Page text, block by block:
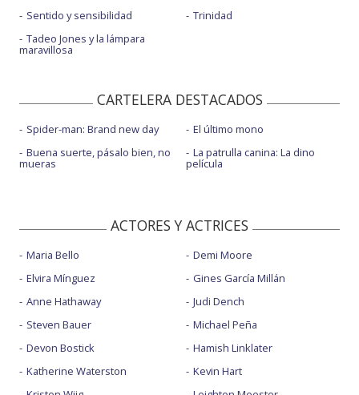
Sentido y sensibilidad
Tadeo Jones y la lámpara
maravillosa
Trinidad
CARTELERA DESTACADOS
Spider-man: Brand new day
Buena suerte, pásalo bien, no
mueras
El último mono
La patrulla canina: La dino
película
ACTORES Y ACTRICES
Maria Bello
Elvira Mínguez
Anne Hathaway
Steven Bauer
Devon Bostick
Katherine Waterston
Demi Moore
Gines García Millán
Judi Dench
Michael Peña
Hamish Linklater
Kevin Hart